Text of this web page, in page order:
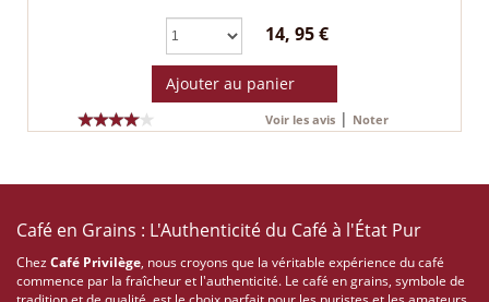
14, 95 €
Ajouter au panier
Voir les avis| Noter
Café en Grains : L'Authenticité du Café à l'État Pur
ChezCafé Privilège, nous croyons que la véritable expérience du café
commence par la fraîcheur et l'authenticité. Le café en grains, symbole de